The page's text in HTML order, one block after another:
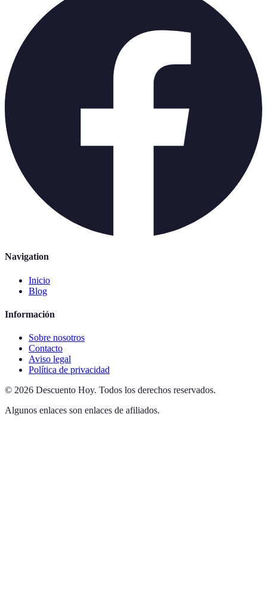
Navigation
Inicio
Blog
Información
Sobre nosotros
Contacto
Aviso legal
Política de privacidad
© 2026 Descuento Hoy. Todos los derechos reservados.
Algunos enlaces son enlaces de afiliados.